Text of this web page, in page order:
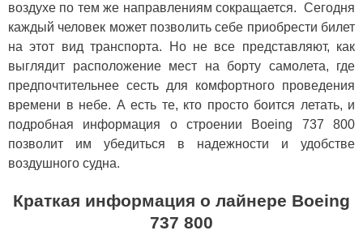
воздухе по тем же направлениям сокращается. Сегодня
каждый человек может позволить себе приобрести билет
на этот вид транспорта. Но не все представляют, как
выглядит расположение мест на борту самолета, где
предпочтительнее сесть для комфортного проведения
времени в небе. А есть те, кто просто боится летать, и
подробная информация о строении Boeing 737 800
позволит им убедиться в надежности и удобстве
воздушного судна.
Краткая информация о лайнере Boeing
737 800